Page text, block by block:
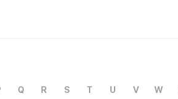
Q R S T U V W